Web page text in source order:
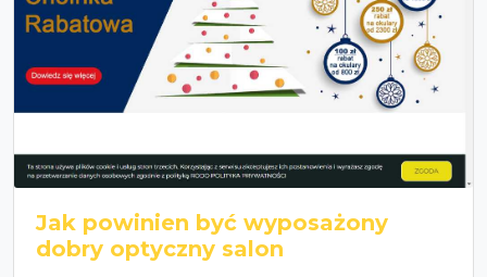
Jak powinien być wyposażony
dobry optyczny salon